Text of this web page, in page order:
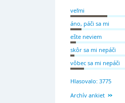
veľmi
áno, páči sa mi
ešte neviem
skôr sa mi nepáči
vôbec sa mi nepáči
Hlasovalo: 3775
Archív ankiet